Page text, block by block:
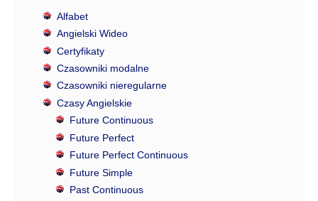
Alfabet
Angielski Wideo
Certyfikaty
Czasowniki modalne
Czasowniki nieregularne
Czasy Angielskie
Future Continuous
Future Perfect
Future Perfect Continuous
Future Simple
Past Continuous